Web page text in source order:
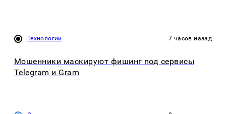
Технологии 7 часов назад
Мошенники маскируют фишинг под сервисы
Telegram и Gram